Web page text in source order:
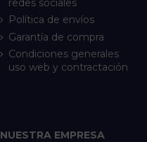
Política de envíos
Garantía de compra
Condiciones generales
uso web y contractación
NUESTRA EMPRESA